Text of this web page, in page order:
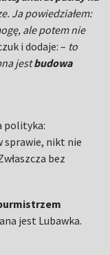
sprawie, nikt nie
bez
– jak
Opcji
tutaj nie
A potem